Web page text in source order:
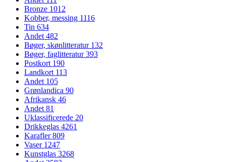
Bronze 1012
Kobber, messing 1116
Tin 634
Andet482
Bøger, skønlitteratur 132
Bøger, faglitteratur393
Postkort 190
Landkort 113
Andet 105
Grønlandica 90
Afrikansk 46
Andet81
Uklassificerede 20
Drikkeglas 4261
Karafler809
Vaser 1247
Kunstglas 3268